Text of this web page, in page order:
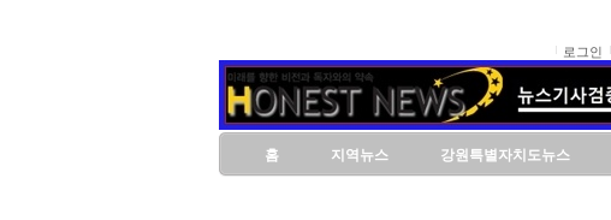
로그인
홈 지역뉴스 강원특별자치도뉴스